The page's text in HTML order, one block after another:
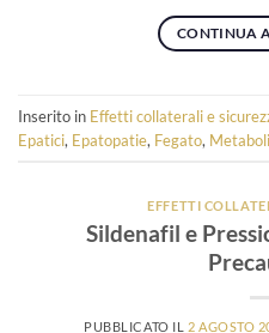
CONTINUA
Inserito in Effetti collaterali e
Epatici, Epatopatie, Fegato,
EFFETTI
Sildenafil e
PUBBLICATO IL 2 AGOSTO